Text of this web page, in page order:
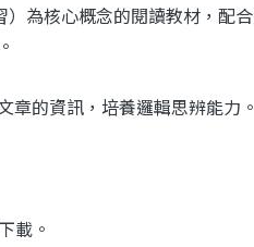
為核心概念的閱讀教材，配
的資訊，培養邏輯思辨能力。
載。